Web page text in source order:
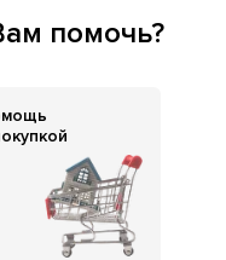
помочь?